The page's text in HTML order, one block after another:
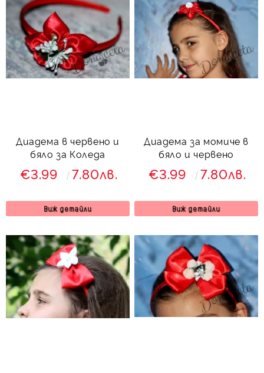
Диадема в червено и
бяло за Коледа
€3.99 7.80лв.
Виж детайли
Диадема за момиче в
бяло и червено
€3.99 7.80лв.
Виж детайли